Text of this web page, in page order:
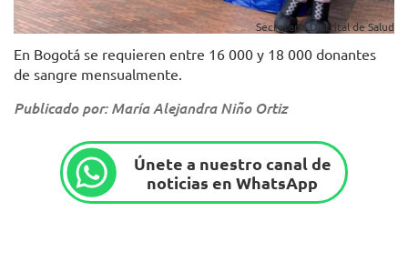
Secretaría Distrital de Salud
En Bogotá se requieren entre 16 000 y 18 000 donantes
de sangre mensualmente.
Publicado por: María Alejandra Niño Ortiz
Únete a nuestro canal de
noticias en WhatsApp